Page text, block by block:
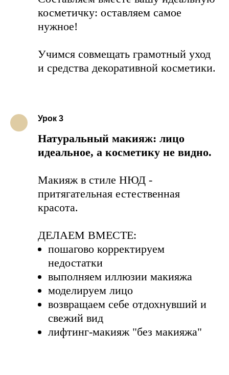
косметичку: оставляем самое
нужное!
Учимся совмещать грамотный уход
и средства декоративной косметики.
Урок 3
Натуральный макияж: лицо
идеальное, а косметику не видно.
Макияж в стиле НЮД -
притягательная естественная
красота.
ДЕЛАЕМ ВМЕСТЕ:
пошагово корректируем
недостатки
выполняем иллюзии макияжа
моделируем лицо
возвращаем себе отдохнувший и
свежий вид
лифтинг-макияж "без макияжа"